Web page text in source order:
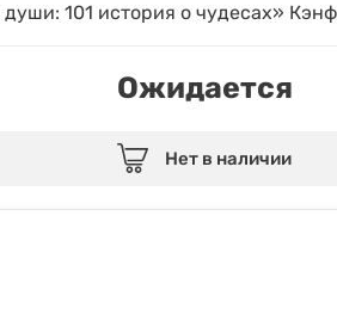
101 история о чудесах»
Ожидается
Нет в наличии